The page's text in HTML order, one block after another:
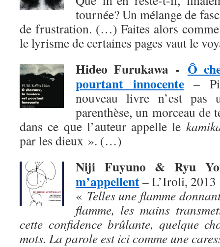
tournée? Un mélange de
de frustration. (…) Faites alors
le lyrisme de certaines pages vaut le
Hideo Furukawa - Ô
pourtant innocente–
nouveau livre n’est pas
parenthèse, un morceau de
dans ce que l’auteur appelle le
par les dieux ». (…)
Niji Fuyuno & Ryu
m’appellent– L’Iroli, 2013
« Telles une flamme
flamme, les mains
cette confidence brûlante, quelque
mots. La parole est ici comme une